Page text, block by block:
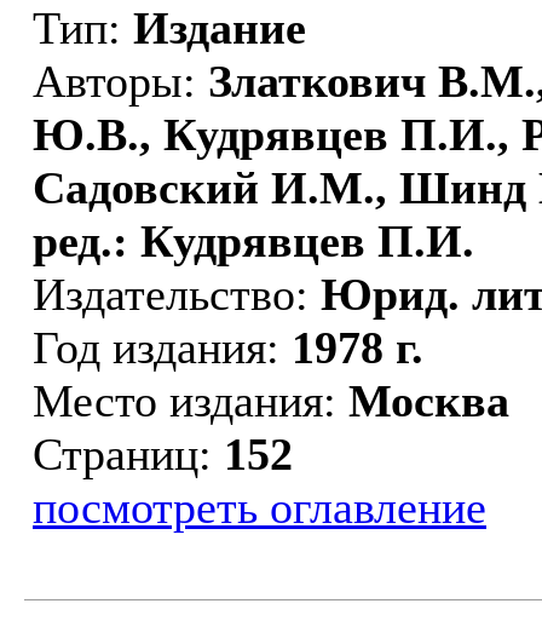
Тип: Издание
Авторы: Златкович
Ю.В., Кудрявцев П.И.,
Садовский И.М., Шинд
ред.: Кудрявцев П.И.
Издательство: Юрид.
Год издания: 1978 г.
Место издания: Москва
Страниц: 152
посмотреть оглавление